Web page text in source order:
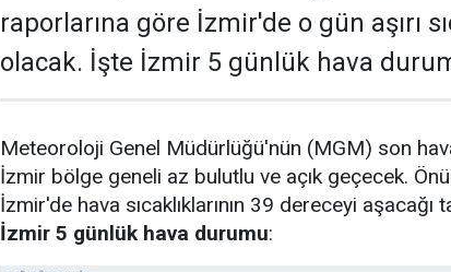
raporlarına göre İzmir'de o gün aşırı
olacak. İşte İzmir 5 günlük hava
Meteoroloji Genel Müdürlüğü'nün (MGM) son
İzmir bölge geneli az bulutlu ve açık geçecek.
İzmir'de hava sıcaklıklarının 39 dereceyi aşacağı
İzmir 5 günlük hava durumu: